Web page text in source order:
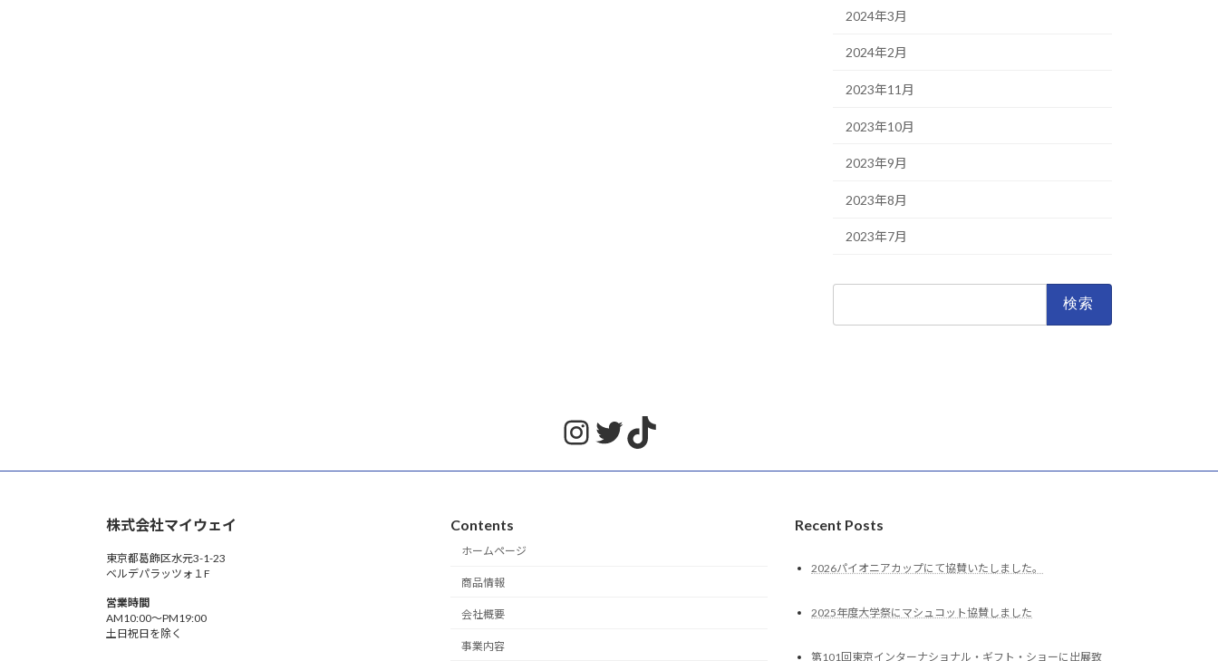
2024年3月
2024年2月
2023年11月
2023年10月
2023年9月
2023年8月
2023年7月
Instagram
Twitter
TikTok
株式会社マイウェイ
東京都葛飾区水元3-1-23
ベルデパラッツォ１F
営業時間
AM10:00〜PM19:00
土日祝日を除く
Contents
ホームページ
商品情報
会社概要
事業内容
Recent Posts
2026パイオニアカップにて協賛いたしました。
2025年度大学祭にマシュコット協賛しました
第101回東京インターナショナル・ギフト・ショーに出展致